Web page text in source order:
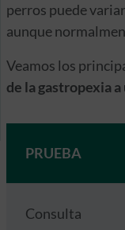
perros puede
aunque
Veamos los
de la gastropexia
PRUEBA
Consulta